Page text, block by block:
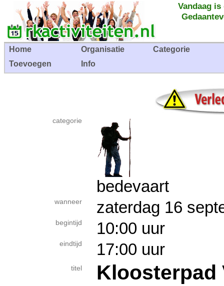
Vandaag
Home Organisatie
Categorie
Toevoegen
Info
categorie
bedevaart
wanneer zaterdag 16
begintijd 10:00 uur
eindtijd 17:00 uur
titel Kloosterpad